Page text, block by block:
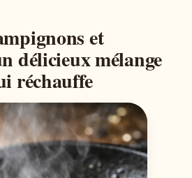
et
délicieux mélange
réchauffe